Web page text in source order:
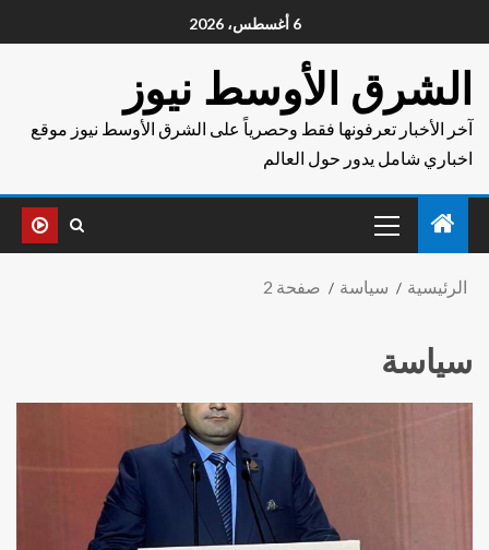
6 أغسطس، 2026
الشرق الأوسط نيوز
آخر الأخبار تعرفونها فقط وحصرياً على الشرق الأوسط نيوز موقع
اخباري شامل يدور حول العالم
الرئيسية سياسة صفحة 2
سياسة